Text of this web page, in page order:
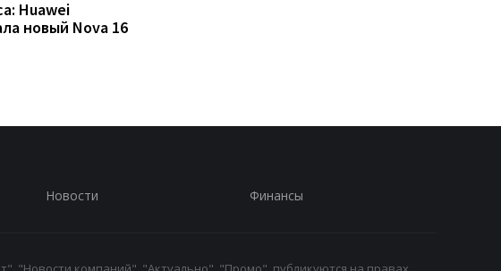
Huawei
новый Nova 16
Новости Финансы